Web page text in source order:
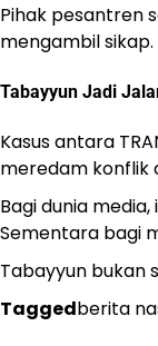
Pihak pesantren
mengambil
Tabayyun Jadi
Kasus antara
meredam konflik
Bagi dunia
Sementara bagi
Tabayyun bukan
Taggedberita